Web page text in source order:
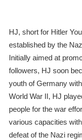
HJ, short for Hitler
established by the
Initially aimed at
followers, HJ soon
youth of Germany
World War II, HJ
people for the war
various capacities
defeat of the Nazi